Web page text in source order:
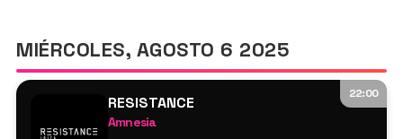
MIÉRCOLES, AGOSTO 6 2025
22:00
RESISTANCE
Amnesia